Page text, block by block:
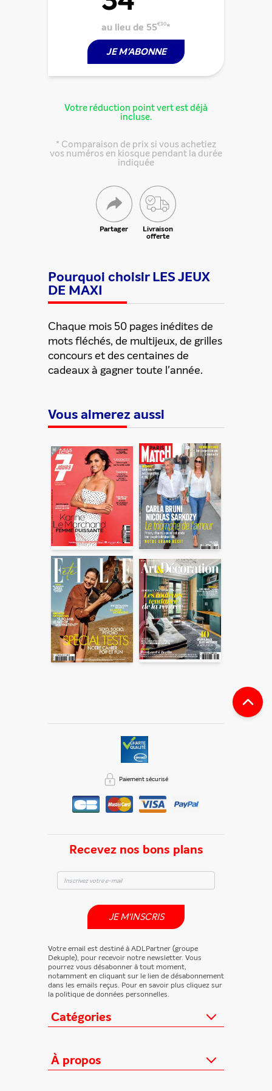
au lieu de 55€30*
JE M'ABONNE
Votre réduction point vert est déjà
incluse.
* Comparaison de prix si vous achetiez
vos numéros en kiosque pendant la durée
indiquée
Partager Livraison
offerte
Partager cette offre
ENVOYER
En partageant du contenu, vous acceptez que ces
informations soient traitées par ADLPartner (groupe
Dékuple), responsable de traitement, pour donner suite à
votre demande de recommandation auprès de votre ami.
Vous certifiez également ne pas envoyer d’email indésirable.
Votre adresse email et celle de votre ami ne sont utilisées que
pour cet envoi à la suite duquel elles seront
automatiquement supprimées. Pour en savoir plus, consultez
notre rubrique "Données personnelles".
Pourquoi choisir LES JEUX
DE MAXI
Chaque mois 50 pages inédites de
mots fléchés, de multijeux, de grilles
concours et des centaines de
cadeaux à gagner toute l'année.
Vous aimerez aussi
Catégories
Loisirs/Culture
À propos
Recevez nos bons plans
JE M'INSCRIS
Votre email est destiné à ADLPartner (groupe
Dekuple), pour recevoir notre newsletter. Vous
pourrez vous désabonner à tout moment,
notamment en cliquant sur le lien de désabonnement
dans les emails reçus. Pour en savoir plus cliquez sur
la politique de données personnelles.
Paiement sécurisé